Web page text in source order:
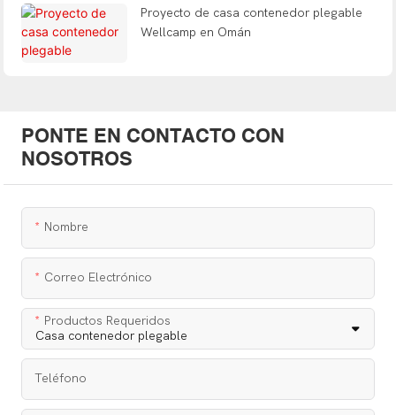
Proyecto de casa contenedor plegable
Wellcamp en Omán
PONTE EN CONTACTO CON
NOSOTROS
Nombre
Correo Electrónico
Productos Requeridos
Teléfono